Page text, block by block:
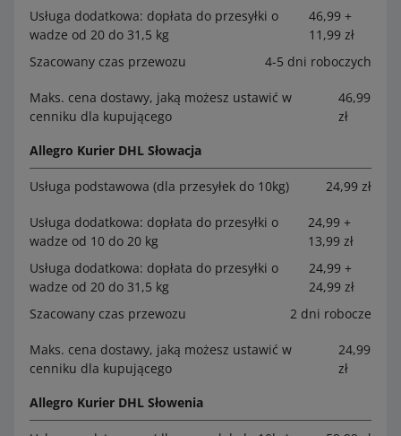
Usługa dodatkowa: dopłata do przesyłki o
wadze od 20 do 31,5 kg
46,99 +
11,99 zł
Szacowany czas przewozu
4-5 dni roboczych
Maks. cena dostawy, jaką możesz ustawić w
cenniku dla kupującego
46,99
zł
Allegro Kurier DHL Słowacja
Usługa podstawowa (dla przesyłek do 10kg) 24,99 zł
Usługa dodatkowa: dopłata do przesyłki o
wadze od 10 do 20 kg
24,99 +
13,99 zł
Usługa dodatkowa: dopłata do przesyłki o
wadze od 20 do 31,5 kg
24,99 +
24,99 zł
Szacowany czas przewozu
2 dni robocze
Maks. cena dostawy, jaką możesz ustawić w
cenniku dla kupującego
24,99
zł
Allegro Kurier DHL Słowenia